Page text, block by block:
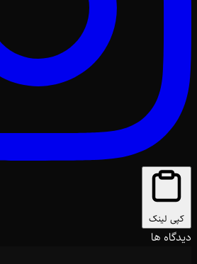
کپی لینک
دیدگاه ها